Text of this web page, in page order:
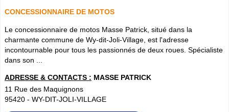
CONCESSIONNAIRE DE MOTOS
Le concessionnaire de motos Masse Patrick, situé dans la
charmante commune de Wy-dit-Joli-Village, est l'adresse
incontournable pour tous les passionnés de deux roues. Spécialiste
dans son ...
ADRESSE & CONTACTS : MASSE PATRICK
11 Rue des Maquignons
95420 - WY-DIT-JOLI-VILLAGE